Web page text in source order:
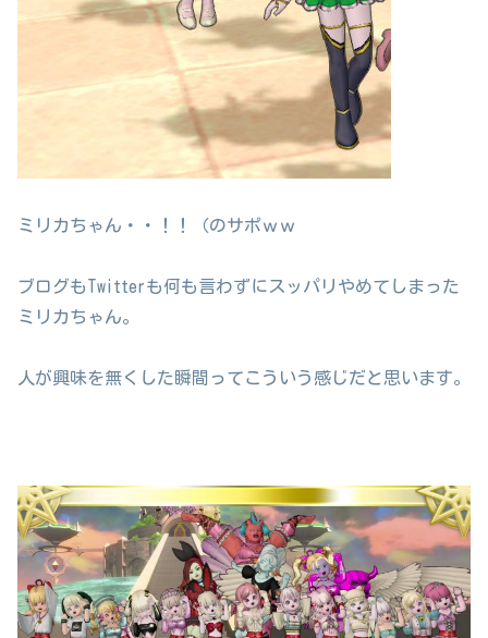
ミリカちゃん・・！！（のサポｗｗ
ブログもTwitterも何も言わずにスッパリやめてしまった
ミリカちゃん。
人が興味を無くした瞬間ってこういう感じだと思います。